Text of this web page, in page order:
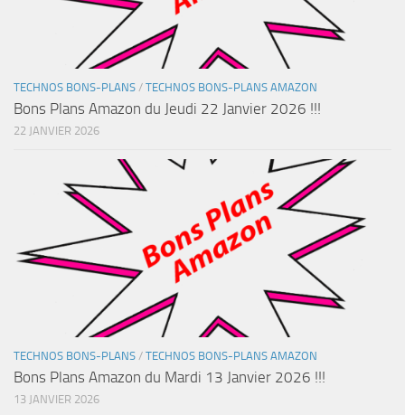
TECHNOS BONS-PLANS / TECHNOS BONS-PLANS AMAZON
Bons Plans Amazon du Jeudi 22 Janvier 2026 !!!
22 JANVIER 2026
TECHNOS BONS-PLANS / TECHNOS BONS-PLANS AMAZON
Bons Plans Amazon du Mardi 13 Janvier 2026 !!!
13 JANVIER 2026